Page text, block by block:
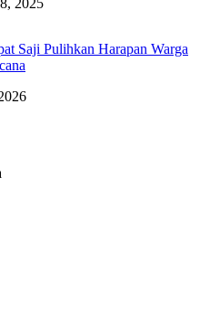
2025
Saji Pulihkan Harapan Warga